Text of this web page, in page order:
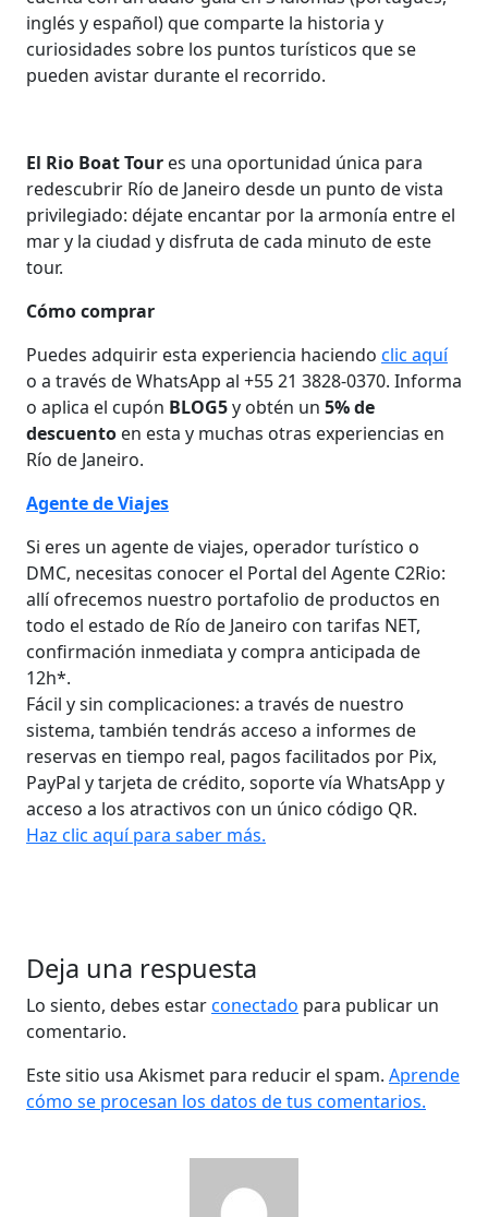
inglés y español) que comparte la historia y
curiosidades sobre los puntos turísticos que se
pueden avistar durante el recorrido.
El Rio Boat Tour es una oportunidad única para
redescubrir Río de Janeiro desde un punto de vista
privilegiado: déjate encantar por la armonía entre el
mar y la ciudad y disfruta de cada minuto de este
tour.
Cómo comprar
Puedes adquirir esta experiencia haciendo clic aquí
o a través de WhatsApp al +55 21 3828-0370. Informa
o aplica el cupón BLOG5y obtén un 5% de
descuento en esta y muchas otras experiencias en
Río de Janeiro.
Agente de Viajes
Si eres un agente de viajes, operador turístico o
DMC, necesitas conocer el Portal del Agente C2Rio:
allí ofrecemos nuestro portafolio de productos en
todo el estado de Río de Janeiro con tarifas NET,
confirmación inmediata y compra anticipada de
12h*.
Fácil y sin complicaciones: a través de nuestro
sistema, también tendrás acceso a informes de
reservas en tiempo real, pagos facilitados por Pix,
PayPal y tarjeta de crédito, soporte vía WhatsApp y
acceso a los atractivos con un único código QR.
Haz clic aquí para saber más.
Deja una respuesta
Lo siento, debes estarconectado para publicar un
comentario.
Este sitio usa Akismet para reducir el spam. Aprende
cómo se procesan los datos de tus comentarios.